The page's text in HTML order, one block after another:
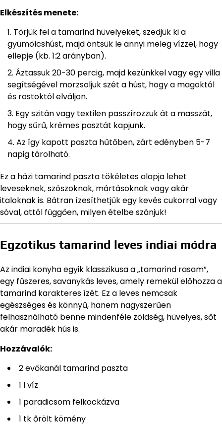
Elkészítés menete:
Törjük fel a tamarind hüvelyeket, szedjük ki a
gyümölcshúst, majd öntsük le annyi meleg vízzel, hogy
ellepje (kb. 1:2 arányban).
Áztassuk 20-30 percig, majd kezünkkel vagy egy villa
segítségével morzsoljuk szét a húst, hogy a magoktól
és rostoktól elváljon.
Egy szitán vagy textilen passzírozzuk át a masszát,
hogy sűrű, krémes pasztát kapjunk.
Az így kapott paszta hűtőben, zárt edényben 5-7
napig tárolható.
Ez a házi tamarind paszta tökéletes alapja lehet
leveseknek, szószoknak, mártásoknak vagy akár
italoknak is. Bátran ízesíthetjük egy kevés cukorral vagy
sóval, attól függően, milyen ételbe szánjuk!
Egzotikus tamarind leves indiai módra
Az indiai konyha egyik klasszikusa a „tamarind rasam”,
egy fűszeres, savanykás leves, amely remekül előhozza a
tamarind karakteres ízét. Ez a leves nemcsak
egészséges és könnyű, hanem nagyszerűen
felhasználható benne mindenféle zöldség, hüvelyes, sőt
akár maradék hús is.
Hozzávalók:
2 evőkanál tamarind paszta
1 l víz
1 paradicsom felkockázva
1 tk őrölt kömény